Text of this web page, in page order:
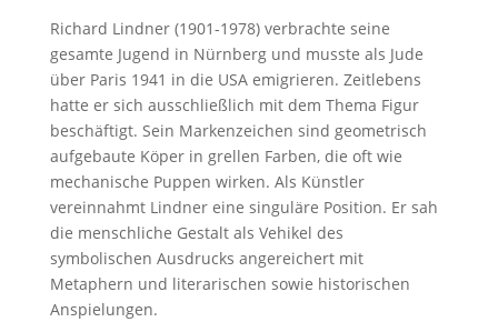
Richard Lindner (1901-1978) verbrachte seine
gesamte Jugend in Nürnberg und musste als Jude
über Paris 1941 in die USA emigrieren. Zeitlebens
hatte er sich ausschließlich mit dem Thema Figur
beschäftigt. Sein Markenzeichen sind geometrisch
aufgebaute Köper in grellen Farben, die oft wie
mechanische Puppen wirken. Als Künstler
vereinnahmt Lindner eine singuläre Position. Er sah
die menschliche Gestalt als Vehikel des
symbolischen Ausdrucks angereichert mit
Metaphern und literarischen sowie historischen
Anspielungen.